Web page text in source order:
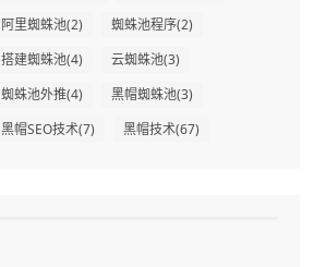
阿里蜘蛛池(2) 蜘蛛池程序(2)
搭建蜘蛛池(4) 云蜘蛛池(3)
蜘蛛池外推(4) 黑帽蜘蛛池(3)
黑帽SEO技术(7) 黑帽技术(67)